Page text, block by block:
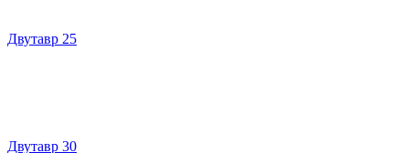
Двутавр 25
Двутавр 30